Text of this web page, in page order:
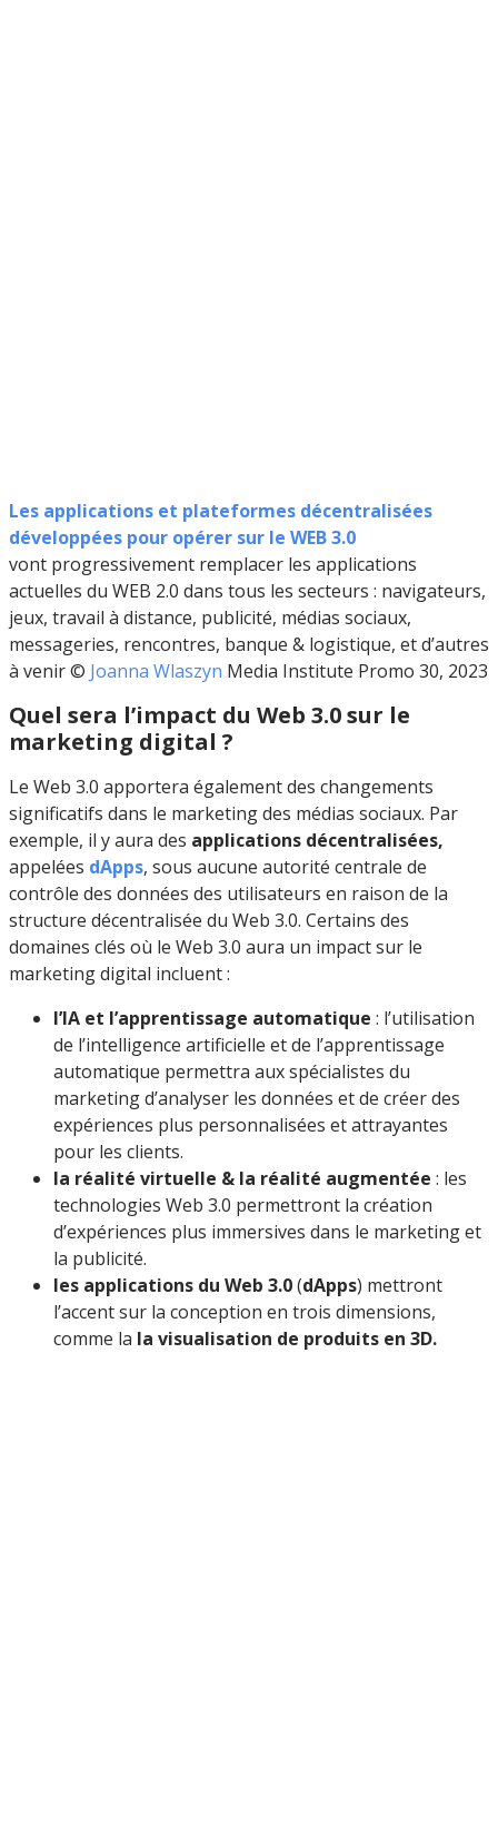
Les applications et plateformes décentralisées
développées pour opérer sur le WEB 3.0
vont progressivement remplacer les applications
actuelles du WEB 2.0 dans tous les secteurs : navigateurs,
jeux, travail à distance, publicité, médias sociaux,
messageries, rencontres, banque & logistique, et d’autres
à venir © Joanna Wlaszyn Media Institute Promo 30, 2023
Quel sera l’impact du Web 3.0 sur le
marketing digital ?
Le Web 3.0 apportera également des changements
significatifs dans le marketing des médias sociaux. Par
exemple, il y aura des applications décentralisées,
appelées dApps, sous aucune autorité centrale de
contrôle des données des utilisateurs en raison de la
structure décentralisée du Web 3.0. Certains des
domaines clés où le Web 3.0 aura un impact sur le
marketing digital incluent :
l’IA et l’apprentissage automatique : l’utilisation
de l’intelligence artificielle et de l’apprentissage
automatique permettra aux spécialistes du
marketing d’analyser les données et de créer des
expériences plus personnalisées et attrayantes
pour les clients.
la réalité virtuelle & la réalité augmentée : les
technologies Web 3.0 permettront la création
d’expériences plus immersives dans le marketing et
la publicité.
les applications du Web 3.0(dApps) mettront
l’accent sur la conception en trois dimensions,
comme la la visualisation de produits en 3D.